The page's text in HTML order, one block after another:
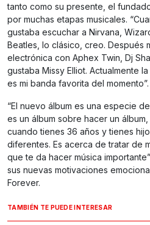
tanto como su presente, el
por muchas etapas musicales.
gustaba escuchar a Nirvana,
Beatles, lo clásico, creo. Después
electrónica con Aphex Twin, Dj
gustaba Missy Elliot. Actualmente
es mi banda favorita del momento”.
“El nuevo álbum es una especie
es un álbum sobre hacer un
cuando tienes 36 años y tienes
diferentes. Es acerca de tratar de
que te da hacer música
sus nuevas motivaciones
Forever.
TAMBIÉN TE PUEDE INTERESAR